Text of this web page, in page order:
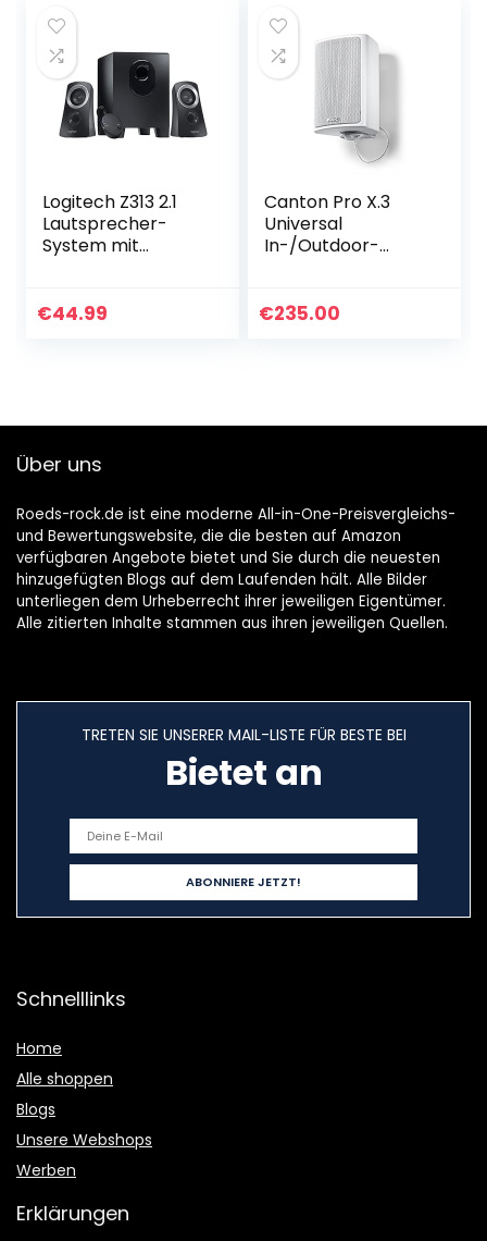
Logitech Z313 2.1
Lautsprecher-
System mit
Spitzenleistung, 3.5
€44.99
Canton Pro X.3
Universal
In-/Outdoor-
Paar) weiß
€235.00
Über uns
Roeds-rock.de ist eine moderne All-in-One-Preisvergleichs-
und Bewertungswebsite, die die besten auf Amazon
verfügbaren Angebote bietet und Sie durch die neuesten
hinzugefügten Blogs auf dem Laufenden hält. Alle Bilder
unterliegen dem Urheberrecht ihrer jeweiligen Eigentümer.
Alle zitierten Inhalte stammen aus ihren jeweiligen Quellen.
TRETEN SIE UNSERER MAIL-LISTE FÜR BESTE BEI
Bietet an
Schnelllinks
Home
Alle shoppen
Blogs
Unsere Webshops
Werben
Erklärungen